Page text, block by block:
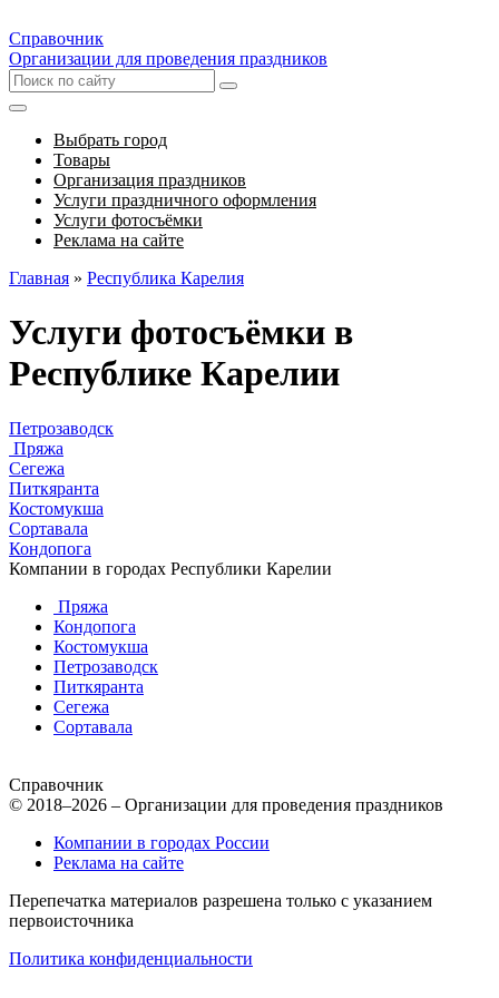
Справочник
Организации для проведения праздников
Выбрать город
Товары
Организация праздников
Услуги праздничного оформления
Услуги фотосъёмки
Реклама на сайте
Главная » Республика Карелия
Услуги фотосъёмки в
Республике Карелии
Петрозаводск
Пряжа
Сегежа
Питкяранта
Костомукша
Сортавала
Кондопога
Компании в городах Республики Карелии
Пряжа
Кондопога
Костомукша
Петрозаводск
Питкяранта
Сегежа
Сортавала
Справочник
© 2018–2026 – Организации для проведения праздников
Компании в городах России
Реклама на сайте
Перепечатка материалов разрешена только с указанием
первоисточника
Политика конфиденциальности